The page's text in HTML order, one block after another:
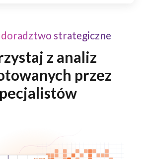
z analiz
przez
doradztwo strategiczne